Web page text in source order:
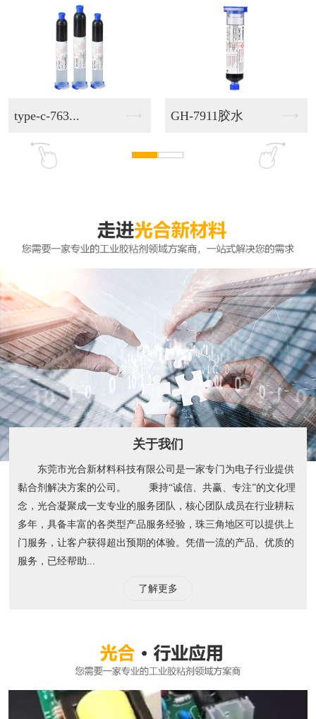
type-c-763... GH-7911胶水
关于我们
东莞市光合新材料科技有限公司是一家专门为电子行业提供
黏合剂解决方案的公司。 秉持“诚信、共赢、专注”的文化理
念，光合凝聚成一支专业的服务团队，核心团队成员在行业耕耘
多年，具备丰富的各类型产品服务经验，珠三角地区可以提供上
门服务，让客户获得超出预期的体验。凭借一流的产品、优质的
服务，已经帮助...
了解更多